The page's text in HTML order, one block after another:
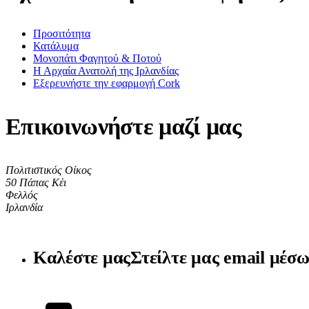
Προσιτότητα
Κατάλυμα
Μονοπάτι Φαγητού & Ποτού
Η Αρχαία Ανατολή της Ιρλανδίας
Εξερευνήστε την εφαρμογή Cork
Επικοινωνήστε μαζί μας
Πολιτιστικός Οίκος
50 Πάπας Κέι
Φελλός
Ιρλανδία
Καλέστε μαςΣτείλτε μας email